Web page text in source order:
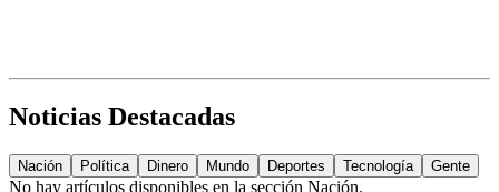
Noticias Destacadas
Nación Política Dinero Mundo Deportes Tecnología Gente
No hay artículos disponibles en la sección Nación.